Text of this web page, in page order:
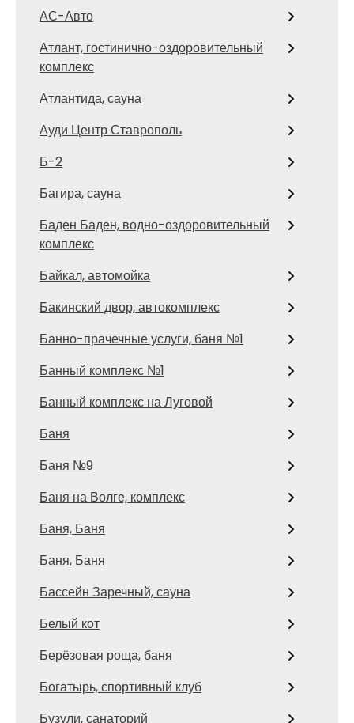
АС-Авто
Атлант, гостинично-оздоровительный
комплекс
Атлантида, сауна
Ауди Центр Ставрополь
Б-2
Багира, сауна
Баден Баден, водно-оздоровительный
комплекс
Байкал, автомойка
Бакинский двор, автокомплекс
Банно-прачечные услуги, баня №1
Банный комплекс №1
Банный комплекс на Луговой
Баня
Баня №9
Баня на Волге, комплекс
Баня, Баня
Баня, Баня
Бассейн Заречный, сауна
Белый кот
Берёзовая роща, баня
Богатырь, спортивный клуб
Бузули, санаторий